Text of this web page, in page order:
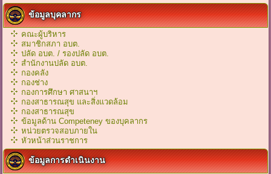
ข้อมูลบุคลากร
คณะผู้บริหาร
สมาชิกสภา อบต.
ปลัด อบต. / รองปลัด อบต.
สำนักงานปลัด อบต.
กองคลัง
กองช่าง
กองการศึกษา ศาสนาฯ
กองสาธารณสุข และสิ่งแวดล้อม
กองสาธารณสุข
ข้อมูลด้าน Competeney ของบุคลากร
หน่วยตรวจสอบภายใน
หัวหน้าส่วนราชการ
ข้อมูลการดำเนินงาน